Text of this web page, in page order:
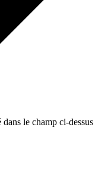
le champ ci-dessus